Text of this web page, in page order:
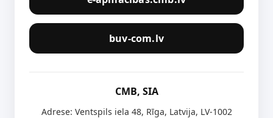
buv-com.lv
CMB, SIA
Adrese: Ventspils iela 48, Rīga, Latvija, LV-1002